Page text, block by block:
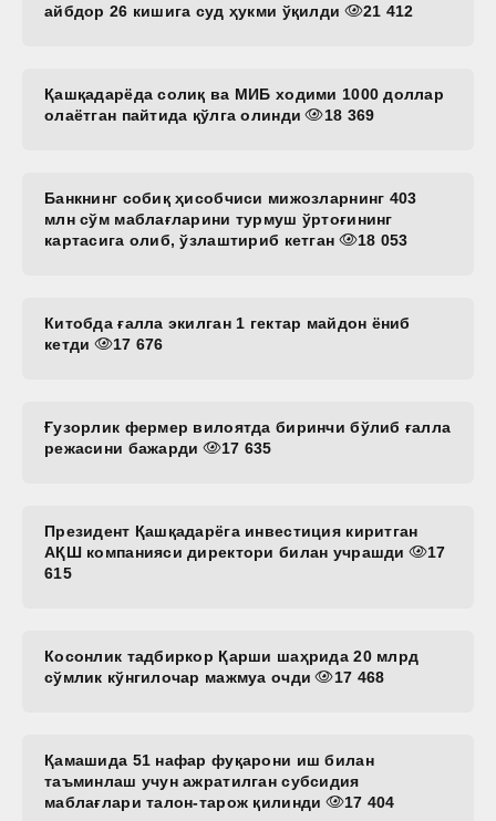
айбдор 26 кишига суд ҳукми ўқилди
21 412
Қашқадарёда солиқ ва МИБ ходими 1000 доллар
олаётган пайтида қўлга олинди
18 369
Банкнинг собиқ ҳисобчиси мижозларнинг 403
млн сўм маблағларини турмуш ўртоғининг
картасига олиб, ўзлаштириб кетган
18 053
Китобда ғалла экилган 1 гектар майдон ёниб
кетди
17 676
Ғузорлик фермер вилоятда биринчи бўлиб ғалла
режасини бажарди
17 635
Президент Қашқадарёга инвестиция киритган
АҚШ компанияси директори билан учрашди
17
615
Косонлик тадбиркор Қарши шаҳрида 20 млрд
сўмлик кўнгилочар мажмуа очди
17 468
Қамашида 51 нафар фуқарони иш билан
таъминлаш учун ажратилган субсидия
маблағлари талон-тарож қилинди
17 404